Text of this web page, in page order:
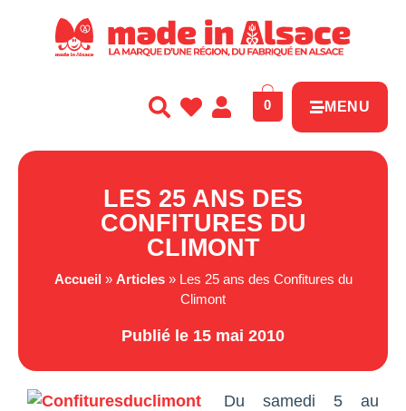
0 MENU
LES 25 ANS DES
CONFITURES DU
CLIMONT
Accueil » Articles» Les 25 ans des Confitures du
Climont
Publié le 15 mai 2010
Du samedi 5 au